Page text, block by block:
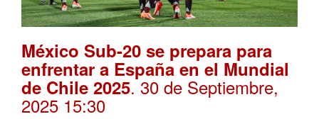
México Sub-20 se prepara para
enfrentar a España en el Mundial
de Chile 2025. 30 de Septiembre,
2025 15:30